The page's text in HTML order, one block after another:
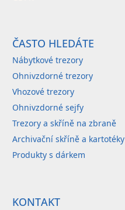
ČASTO HLEDÁTE
Nábytkové trezory
Ohnivzdorné trezory
Vhozové trezory
Ohnivzdorné sejfy
Trezory a skříně na zbraně
Archivační skříně a kartotéky
Produkty s dárkem
KONTAKT